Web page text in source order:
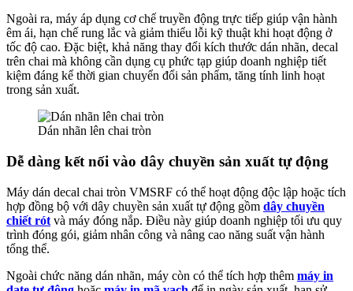
Ngoài ra, máy áp dụng cơ chế truyền động trực tiếp giúp vận hành
êm ái, hạn chế rung lắc và giảm thiểu lỗi kỹ thuật khi hoạt động ở
tốc độ cao. Đặc biệt, khả năng thay đổi kích thước dán nhãn, decal
trên chai mà không cần dụng cụ phức tạp giúp doanh nghiệp tiết
kiệm đáng kể thời gian chuyển đổi sản phẩm, tăng tính linh hoạt
trong sản xuất.
Dán nhãn lên chai tròn
Dễ dàng kết nối vào dây chuyền sản xuất tự động
Máy dán decal chai tròn VMSRF có thể hoạt động độc lập hoặc tích
hợp đồng bộ với dây chuyền sản xuất tự động gồm dây chuyền
chiết rót và máy đóng nắp. Điều này giúp doanh nghiệp tối ưu quy
trình đóng gói, giảm nhân công và nâng cao năng suất vận hành
tổng thể.
Ngoài chức năng dán nhãn, máy còn có thể tích hợp thêm máy in